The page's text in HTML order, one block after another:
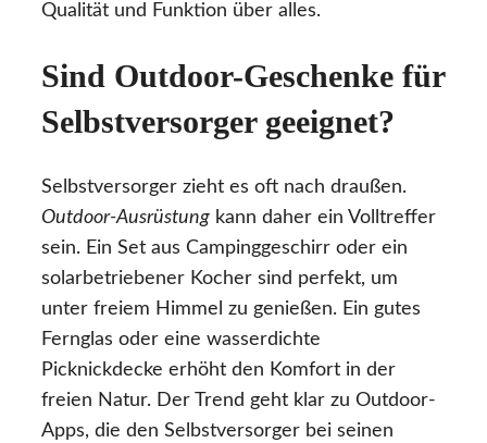
Qualität und Funktion über alles.
Sind Outdoor-Geschenke für
Selbstversorger geeignet?
Selbstversorger zieht es oft nach draußen.
Outdoor-Ausrüstung kann daher ein Volltreffer
sein. Ein Set aus Campinggeschirr oder ein
solarbetriebener Kocher sind perfekt, um
unter freiem Himmel zu genießen. Ein gutes
Fernglas oder eine wasserdichte
Picknickdecke erhöht den Komfort in der
freien Natur. Der Trend geht klar zu Outdoor-
Apps, die den Selbstversorger bei seinen